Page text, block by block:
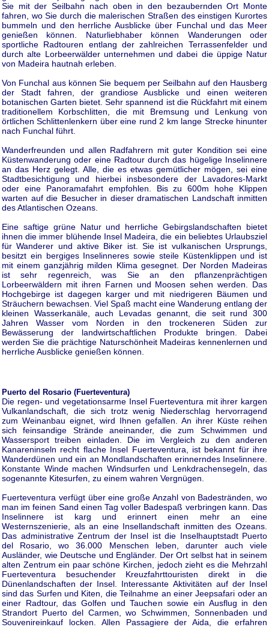
Sie mit der Seilbahn nach oben in den bezaubernden Ort Monte
fahren, wo Sie durch die malerischen Straßen des einstigen Kurortes
bummeln und den herrliche Ausblicke über Funchal und das Meer
genießen können. Naturliebhaber können Wanderungen oder
sportliche Radtouren entlang der zahlreichen Terrassenfelder und
durch alte Lorbeerwälder unternehmen und dabei die üppige Natur
von Madeira hautnah erleben.
Von Funchal aus können Sie bequem per Seilbahn auf den Hausberg
der Stadt fahren, der grandiose Ausblicke und einen weiteren
botanischen Garten bietet. Sehr spannend ist die Rückfahrt mit einem
traditionellem Korbschlitten, die mit Bremsung und Lenkung von
örtlichen Schlittenlenkern über eine rund 2 km lange Strecke hinunter
nach Funchal führt.
Wanderfreunden und allen Radfahrern mit guter Kondition sei eine
Küstenwanderung oder eine Radtour durch das hügelige Inselinnere
an das Herz gelegt. Alle, die es etwas gemütlicher mögen, sei eine
Stadtbesichtigung und hierbei insbesondere der Lavadores-Markt
oder eine Panoramafahrt empfohlen. Bis zu 600m hohe Klippen
warten auf die Besucher in dieser dramatischen Landschaft inmitten
des Atlantischen Ozeans.
Eine saftige grüne Natur und herrliche Gebirgslandschaften bietet
ihnen die immer blühende Insel Madeira, die ein beliebtes Urlaubsziel
für Wanderer und aktive Biker ist. Sie ist vulkanischen Ursprungs,
besitzt ein bergiges Inselinneres sowie steile Küstenklippen und ist
mit einem ganzjährig milden Klima gesegnet. Der Norden Madeiras
ist sehr regenreich, was Sie an den pflanzenprächtigen
Lorbeerwäldern mit ihren Farnen und Moosen sehen werden. Das
Hochgebirge ist dagegen karger und mit niedrigeren Bäumen und
Sträuchern bewachsen. Viel Spaß macht eine Wanderung entlang der
kleinen Wasserkanäle, auch Levadas genannt, die seit rund 300
Jahren Wasser vom Norden in den trockeneren Süden zur
Bewässerung der landwirtschaftlichen Produkte bringen. Dabei
werden Sie die prächtige Naturschönheit Madeiras kennenlernen und
herrliche Ausblicke genießen können.
Puerto del Rosario (Fuerteventura)
Die regen- und vegetationsarme Insel Fuerteventura mit ihrer kargen
Vulkanlandschaft, die sich trotz wenig Niederschlag hervorragend
zum Weinanbau eignet, wird Ihnen gefallen. An ihrer Küste reihen
sich feinsandige Strände aneinander, die zum Schwimmen und
Wassersport treiben einladen. Die im Vergleich zu den anderen
Kanareninseln recht flache Insel Fuerteventura, ist bekannt für ihre
Wanderdünen und ein an Mondlandschaften erinnerndes Inselinnere.
Konstante Winde machen Windsurfen und Lenkdrachensegeln, das
sogenannte Kitesurfen, zu einem wahren Vergnügen.
Fuerteventura verfügt über eine große Anzahl von Badestränden, wo
man im feinen Sand einen Tag voller Badespaß verbringen kann. Das
Inselinnere ist karg und erinnert einen mehr an eine
Westernszenierie, als an eine Insellandschaft inmitten des Ozeans.
Das administrative Zentrum der Insel ist die Inselhauptstadt Puerto
del Rosario, wo 36.000 Menschen leben, darunter auch viele
Ausländer, wie Deutsche und Engländer. Der Ort selbst hat in seinem
alten Zentrum ein paar schöne Kirchen, jedoch zieht es die Mehrzahl
Fuerteventura besuchender Kreuzfahrttouristen direkt in die
Dünenlandschaften der Insel. Interessante Aktivitäten auf der Insel
sind das Surfen und Kiten, die Teilnahme an einer Jeepsafari oder an
einer Radtour, das Golfen und Tauchen sowie ein Ausflug in den
Strandort Puerto del Carmen, wo Schwimmen, Sonnenbaden und
Souvenireinkauf locken. Allen Passagiere der Aida, die erfahren